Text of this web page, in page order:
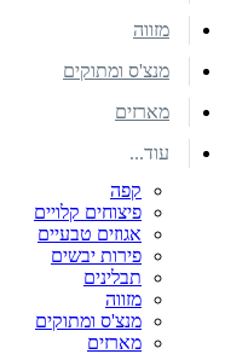
מזווה
מנצ'ס ומתוקים
מארזים
עוד...
קפה
פיצוחים קלויים
אגוזים טבעיים
פירות יבשים
תבלינים
מזווה
מנצ'ס ומתוקים
מארזים